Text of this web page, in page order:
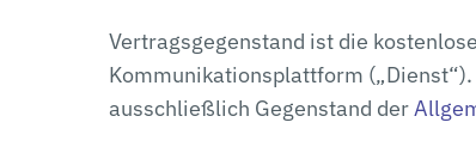
Vertragsgegenstand ist die
Kommunikationsplattform
ausschließlich Gegenstand der